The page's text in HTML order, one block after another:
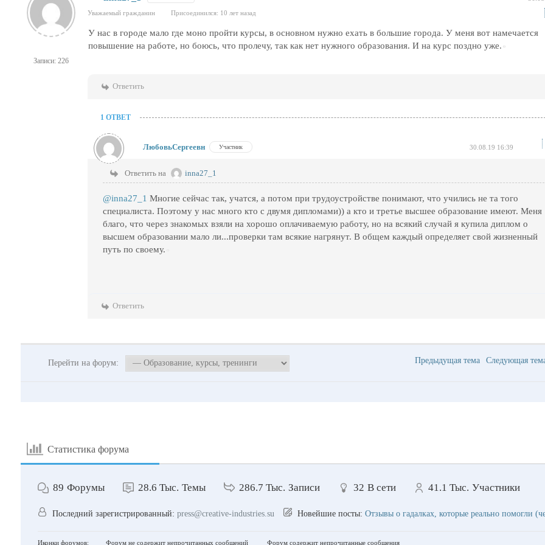
Записи: 226
Уважаемый гражданин Присоединился: 10 лет назад
У нас в городе мало где моно пройти курсы, в основном нужно ехать в большие города. У меня вот намечается
повышение на работе, но боюсь, что пролечу, так как нет нужного образования. И на курс поздно уже.
Ответить
1 ОТВЕТ
ЛюбовьСергеевн Участник 30.08.19 16:39
Ответить на inna27_1
@inna27_1 Многие сейчас так, учатся, а потом при трудоустройстве понимают, что учились не та того
специалиста. Поэтому у нас много кто с двумя дипломами)) а кто и третье высшее образование имеют. Меня
благо, что через знакомых взяли на хорошо оплачиваемую работу, но на всякий случай я купила диплом о
высшем образовании мало ли...проверки там всякие нагрянут. В общем каждый определяет свой жизненный
путь по своему.
Ответить
Перейти на форум: Предыдущая тема Следующая
Статистика форума
89 Форумы 28.6 Тыс. Темы 286.7 Тыс. Записи 32 В сети 41.1 Тыс. Участники
Последний зарегистрированный: press@creative-industries.su Новейшие посты: Отзывы о гадалках, которые реально помогли
Иконки форумов: Форум не содержит непрочитанных сообщений Форум содержит непрочитанные сообщения